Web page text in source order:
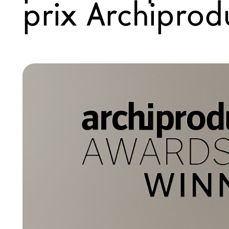
Nouveaux Produits MDW26
Catalogues
Contacts
prix